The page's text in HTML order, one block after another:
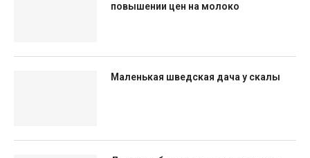
повышении цен на молоко
Маленькая шведская дача у скалы